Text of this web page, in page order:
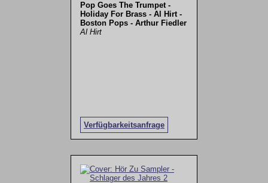
Pop Goes The Trumpet -
Holiday For Brass - Al Hirt -
Boston Pops - Arthur Fiedler
Al Hirt
Verfügbarkeitsanfrage